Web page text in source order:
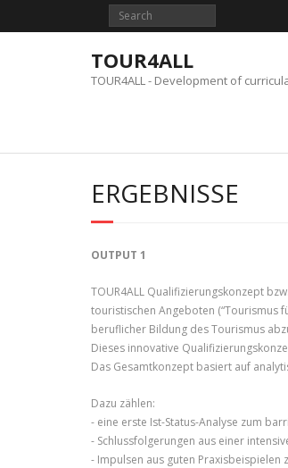
TOUR4ALL
TOUR4ALL - Development of
ERGEBNISSE
OUTPUT 1
TOUR4ALL Qualifizierungskonzept
touristischen Angeboten (“Tourismus
beruflicher Bildung des Tourismus
Dieses innovative
Das Gesamtkonzept basiert auf
Dazu zählen:
- eine erste Ist-Status-Analyse zum
- Schlussfolgerungen aus einer
- Impulsen aus guten